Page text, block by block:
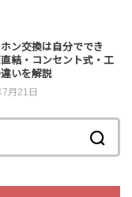
ン交換は自分ででき
結・コンセント式・工
いを解説
月21日